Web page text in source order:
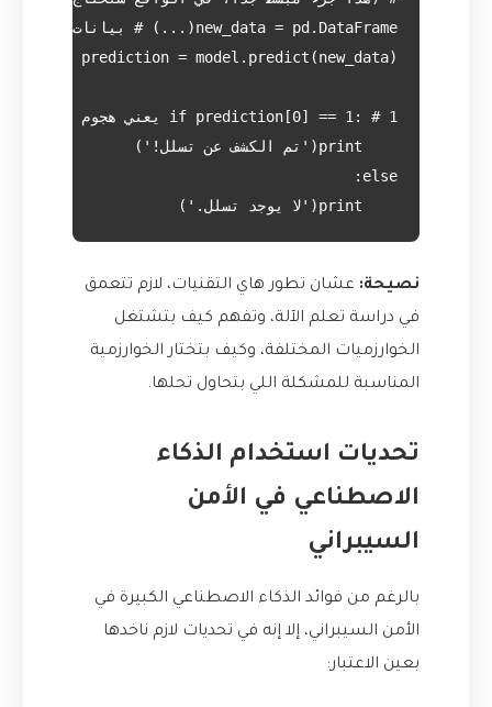
نصيحة: عشان تطور هاي التقنيات، لازم تتعمق
في دراسة تعلم الآلة، وتفهم كيف بتشتغل
الخوارزميات المختلفة، وكيف بتختار الخوارزمية
المناسبة للمشكلة اللي بتحاول تحلها.
تحديات استخدام الذكاء
الاصطناعي في الأمن
السيبراني
بالرغم من فوائد الذكاء الاصطناعي الكبيرة في
الأمن السيبراني، إلا إنه في تحديات لازم ناخدها
بعين الاعتبار: